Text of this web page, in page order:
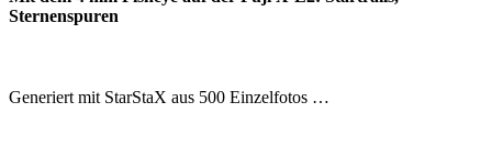
Sternenspuren
Generiert mit StarStaX aus 500 Einzelfotos …